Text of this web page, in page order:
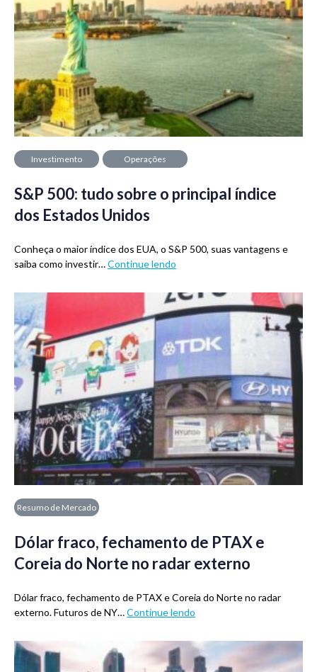
Investimento
Operações
S&P 500: tudo sobre o principal índice
dos Estados Unidos
Conheça o maior índice dos EUA, o S&P 500, suas vantagens e
saiba como investir…Continue lendo
Resumo de Mercado
Dólar fraco, fechamento de PTAX e
Coreia do Norte no radar externo
Dólar fraco, fechamento de PTAX e Coreia do Norte no radar
externo. Futuros de NY…Continue lendo